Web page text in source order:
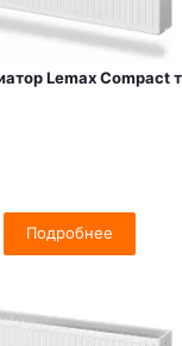
Lemax Compact
Подробнее